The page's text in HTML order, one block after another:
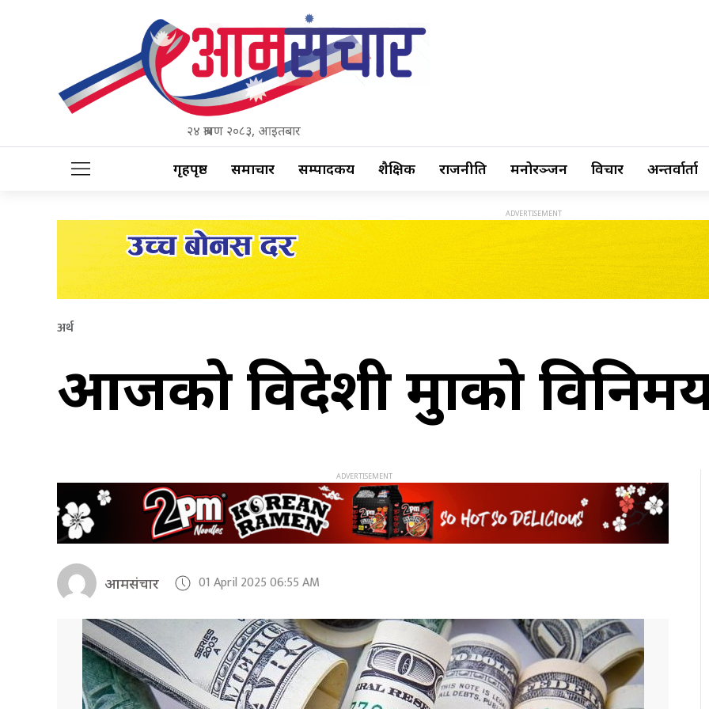
२४ श्रावण २०८३, आइतबार
गृहपृष्ठ समाचार सम्पादकीय शैक्षिक राजनीति मनोरञ्जन विचार अन्तर्वार्ता
अर्थ
आजको विदेशी मुद्राको
आमसंचार 01 April 2025 06:55 AM